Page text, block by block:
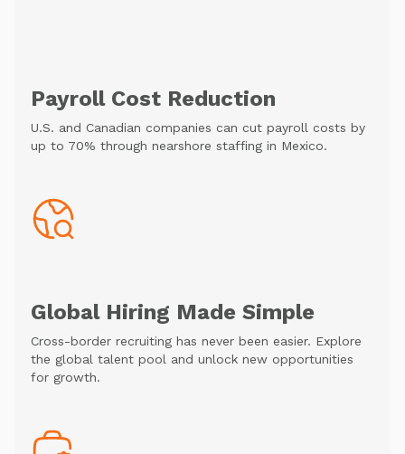
Payroll Cost Reduction
U.S. and Canadian companies can cut payroll costs by
up to 70% through nearshore staffing in Mexico.
Global Hiring Made Simple
Cross-border recruiting has never been easier. Explore
the global talent pool and unlock new opportunities
for growth.